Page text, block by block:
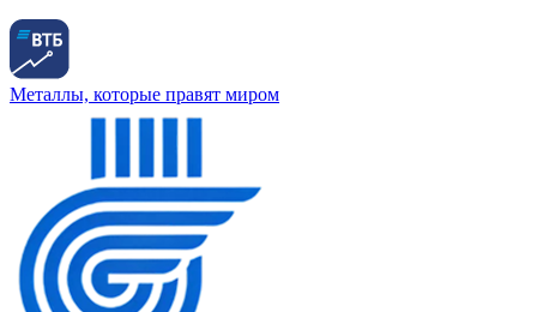
Металлы, которые правят миром